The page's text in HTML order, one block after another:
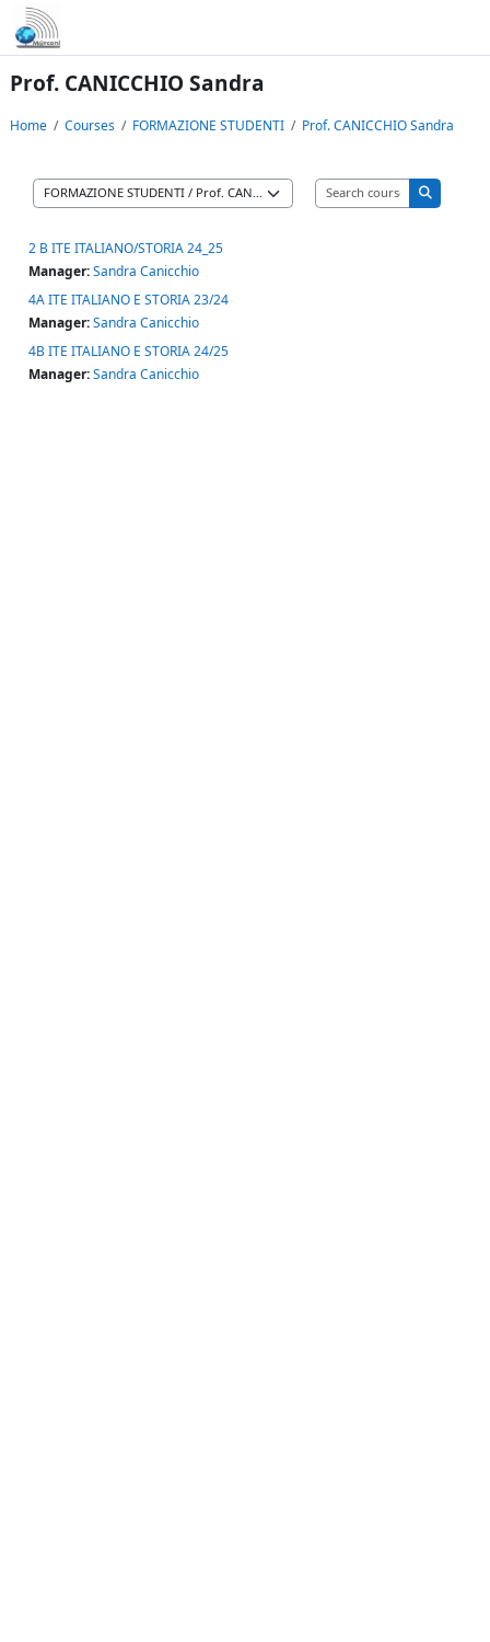
Skip to main content
Prof. CANICCHIO Sandra
Home Courses FORMAZIONE STUDENTI Prof. CANICCHIO Sandra
Course categories
Search
Search
2 B ITE ITALIANO/STORIA 24_25
Manager:Sandra Canicchio
4A ITE ITALIANO E STORIA 23/24
Manager:Sandra Canicchio
4B ITE ITALIANO E STORIA 24/25
Manager:Sandra Canicchio